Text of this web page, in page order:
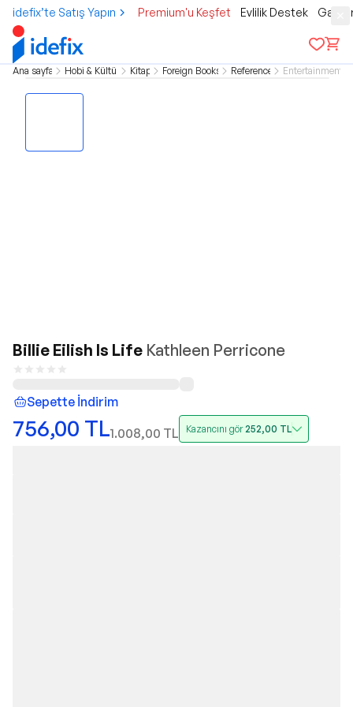
idefix’te Satış Yapın Premium'u Keşfet Evlilik Destek
Ana sayfa Hobi & Kültür Kitap Foreign Books Reference Entertainment
Billie Eilish Is Life Kathleen Perricone
Sepette İndirim
756,00 TL1.008,00 TL Kazancını gör252,00 TL